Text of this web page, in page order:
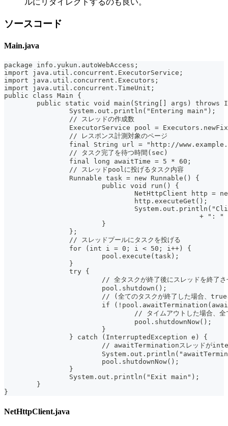
ルにリダイレクトするのも良い。
ソースコード
Main.java
package info.yukun.autoWebAccess;
import java.util.concurrent.ExecutorService;
import java.util.concurrent.Executors;
import java.util.concurrent.TimeUnit;
public class Main {
public static void main(String[] args) throws
		System.out.println("Entering main");
		// スレッドの作成数
ExecutorService pool =
		// レスポンス計測対象のページ
final String url = "http://
		// タスク完了を待つ時間(sec)
		final long awaitTime = 5 * 60;
		// スレッドpoolに投げるタスク内容
		Runnable task = new Runnable() {
			public void run() {
NetHttpClient http =
				http.executeGet();
+
			}
		};
		// スレッドプールにタスクを投げる
		for (int i = 0; i < 50; i++) {
			pool.execute(task);
		}
		try {
// 全タスクが終了後にスレッドを終了
			pool.shutdown();
// (全てのタスクが終了した場合、
if
// タイムアウトした場合
				pool.shutdownNow();
			}
		} catch (InterruptedException e) {
// awaitTerminationスレッドが
			pool.shutdownNow();
		}
		System.out.println("Exit main");
	}
}
NetHttpClient.java